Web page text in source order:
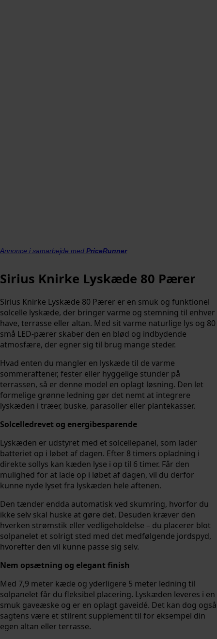
Annonce i samarbejde med PriceRunner
Sirius Knirke Lyskæde 80 Pærer
Sirius Knirke Lyskæde 80 Pærer er en smuk og funktionel
solcelle lyskæde, der bringer varme og stemning til enhver
have, terrasse eller altan. Med sit varme naturlige lys og 80
små LED-pærer skaber den en blød og indbydende
atmosfære, der egner sig til brug mange steder.
Hvad enten du mangler en lyskæde til de varme
sommeraftener, fester eller hyggelige stunder på
terrassen, så er denne model en oplagt løsning. Den let
formelige grønne ledning gør det nemt at integrere
lyskæden i træer, buske, parasoller eller plantekasser.
Solcelledrevet og energibesparende
Lyskæden er udstyret med et solcellepanel, som lader
batteriet op i løbet af dagen. Efter 8 timers opladning i
direkte sollys kan kæden lyse i op til 6 timer. Får den
mulighed for at lade op i løbet af dagen, vil du derfor
kunne nyde lyset fra lyskæden hele aftenen.
Den tænder endda automatisk ved skumring, hvorfor du
ikke selv skal huske at gøre det. Desuden kræver den
hverken strømstik eller vedligeholdelse – du placerer blot
solpanelet et solrigt sted med det medfølgende jordspyd,
hvorefter den vil kunne passe sig selv.
Nem opsætning og elegant finish
Med 7,9 meter kæde og yderligere 5 meter ledning til
solpanelet får du fleksibel placering. Lyskæden leveres i en
smuk gaveæske og er en oplagt gaveidé. Det kan dog også
sagtens være et stilrent supplement til for eksempel din
egen altan eller terrasse.